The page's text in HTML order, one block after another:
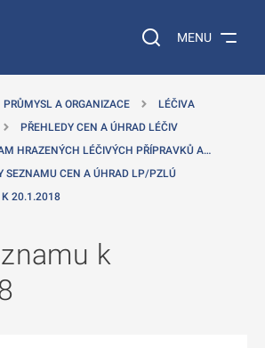
Vyhledávání na
MENU
PRŮMYSL A ORGANIZACE
LÉČIVA
PŘEHLEDY CEN A ÚHRAD LÉČIV
HRAZENÝCH LÉČIVÝCH PŘÍPRAVKŮ A…
SEZNAMU CEN A ÚHRAD LP/PZLÚ
K 20.1.2018
k